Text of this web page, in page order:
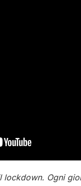
lockdown. Ogni